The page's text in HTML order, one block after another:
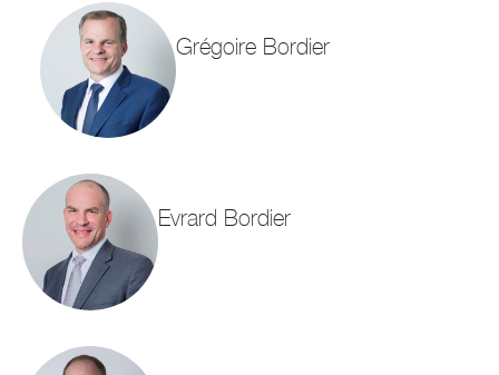
Grégoire Bordier
Evrard Bordier